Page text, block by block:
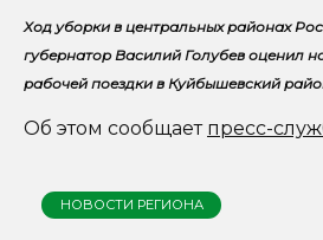
Ход уборки в центральных районах
губернатор Василий Голубев оценил
рабочей поездки в Куйбышевский
Об этом сообщает пресс-
НОВОСТИ РЕГИОНА